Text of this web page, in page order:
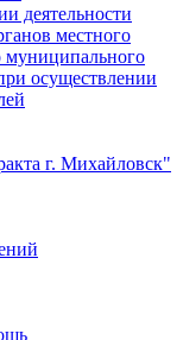
деятельности
местного
муниципального
осуществлении
г. Михайловск"